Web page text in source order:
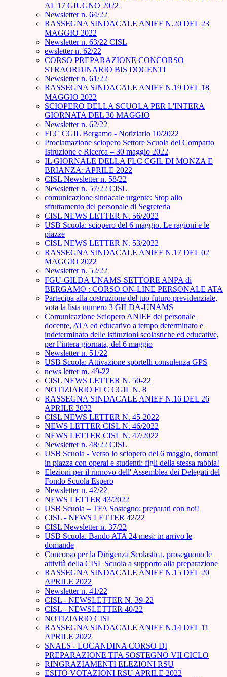
AL 17 GIUGNO 2022
Newsletter n. 64/22
RASSEGNA SINDACALE ANIEF N.20 DEL 23
MAGGIO 2022
Newsletter n. 63/22 CISL
ewsletter n. 62/22
CORSO PREPARAZIONE CONCORSO
STRAORDINARIO BIS DOCENTI
Newsletter n. 61/22
RASSEGNA SINDACALE ANIEF N.19 DEL 18
MAGGIO 2022
SCIOPERO DELLA SCUOLA PER L'INTERA
GIORNATA DEL 30 MAGGIO
Newsletter n. 62/22
FLC CGIL Bergamo - Notiziario 10/2022
Proclamazione sciopero Settore Scuola del Comparto
Istruzione e Ricerca – 30 maggio 2022
IL GIORNALE DELLA FLC CGIL DI MONZA E
BRIANZA: APRILE 2022
CISL Newsletter n. 58/22
Newsletter n. 57/22 CISL
comunicazione sindacale urgente: Stop allo
sfruttamento del personale di Segreteria
CISL NEWS LETTER N. 56/2022
USB Scuola: sciopero del 6 maggio. Le ragioni e le
piazze
CISL NEWS LETTER N. 53/2022
RASSEGNA SINDACALE ANIEF N.17 DEL 02
MAGGIO 2022
Newsletter n. 52/22
FGU-GILDA UNAMS-SETTORE ANPA di
BERGAMO : CORSO ON-LINE PERSONALE ATA
Partecipa alla costruzione del tuo futuro previdenziale,
vota la lista numero 3 GILDA-UNAMS
Comunicazione Sciopero ANIEF del personale
docente, ATA ed educativo a tempo determinato e
indeterminato delle istituzioni scolastiche ed educative,
per l’intera giornata, del 6 maggio
Newsletter n. 51/22
USB Scuola: Attivazione sportelli consulenza GPS
news letter m. 49-22
CISL NEWS LETTER N. 50-22
NOTIZIARIO FLC CGIL N. 8
RASSEGNA SINDACALE ANIEF N.16 DEL 26
APRILE 2022
CISL NEWS LETTER N. 45-2022
NEWS LETTER CISL N. 46/2022
NEWS LETTER CISL N. 47/2022
Newsletter n. 48/22 CISL
USB Scuola - Verso lo sciopero del 6 maggio, domani
in piazza con operai e studenti: figli della stessa rabbia!
Elezioni per il rinnovo dell' Assemblea dei Delegati del
Fondo Scuola Espero
Newsletter n. 42/22
NEWS LETTER 43/2022
USB Scuola – TFA Sostegno: preparati con noi!
CISL - NEWS LETTER 42/22
CISL Newsletter n. 37/22
USB Scuola. Bando ATA 24 mesi: in arrivo le
domande
Concorso per la Dirigenza Scolastica, proseguono le
attività della CISL Scuola a supporto alla preparazione
RASSEGNA SINDACALE ANIEF N.15 DEL 20
APRILE 2022
Newsletter n. 41/22
CISL - NEWSLETTER N. 39-22
CISL - NEWSLETTER 40/22
NOTIZIARIO CISL
RASSEGNA SINDACALE ANIEF N.14 DEL 11
APRILE 2022
SNALS - LOCANDINA CORSO DI
PREPARAZIONE TFA SOSTEGNO VII CICLO
RINGRAZIAMENTI ELEZIONI RSU
ESITO VOTAZIONI RSU APRILE 2022